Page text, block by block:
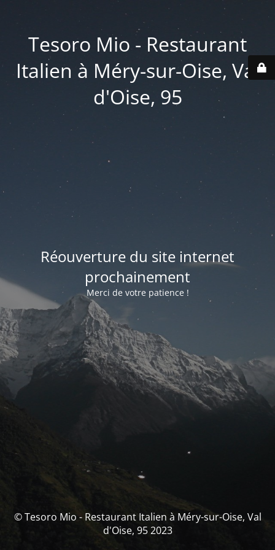
Tesoro Mio - Restaurant
Italien à Méry-sur-Oise, Val
d'Oise, 95
Réouverture du site internet
prochainement
Merci de votre patience !
© Tesoro Mio - Restaurant Italien à Méry-sur-Oise, Val
d'Oise, 95 2023